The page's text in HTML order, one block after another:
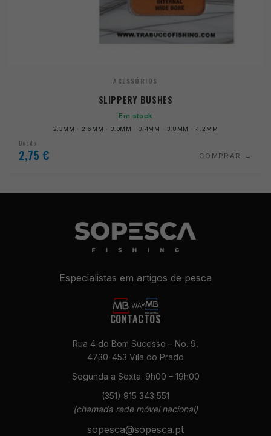
ACESSÓRIOS
SLIPPERY BUSHES
Em stock
2.3MM · 2.6MM · 3.0MM · 3.4MM · 3.8MM · 4.2MM
Desde
2,75 € COMPRAR
Especialistas em artigos de pesca
CONTACTOS
Rua 4 do Bom Sucesso – No. 9,
4730-453 Vila do Prado
Segunda a Sexta: 9h00 – 19h00
(351) 915 343 551
(chamada rede móvel nacional)
sopesca@sopesca.pt